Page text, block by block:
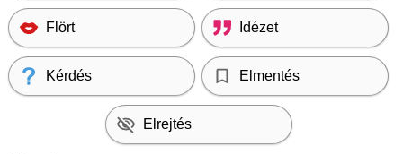
Flört Idézet
Kérdés Elmentés
Elrejtés